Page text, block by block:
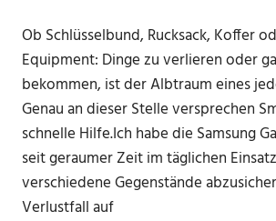
Ob Schlüsselbund, Rucksack, Koffer
Equipment: Dinge zu verlieren oder
bekommen, ist der Albtraum eines
Genau an dieser Stelle versprechen
schnelle Hilfe.Ich habe die Samsung
seit geraumer Zeit im täglichen
verschiedene Gegenstände
Verlustfall auf